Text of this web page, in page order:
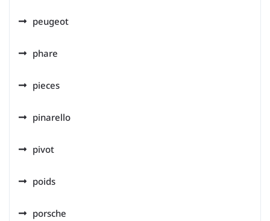
peugeot
phare
pieces
pinarello
pivot
poids
porsche